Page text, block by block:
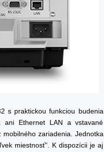
s praktickou funkciou budenia
ani Ethernet LAN a vstavané
zariadenia. Jednotka
miestnosť“. K dispozícii je aj